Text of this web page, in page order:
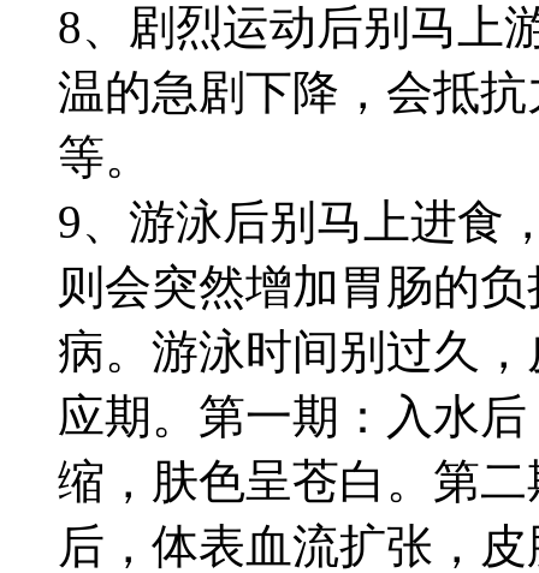
8、剧烈运动后别马上
温的急剧下降，会抵
等。
9、游泳后别马上进食
则会突然增加胃肠的
病。游泳时间别过久
应期。第一期：入水
缩，肤色呈苍白。第
后，体表血流扩张，